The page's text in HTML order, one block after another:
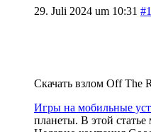
29. Juli 2024 um 10:31
Скачать взлом Off The
Игры на мобильные
планеты. В этой